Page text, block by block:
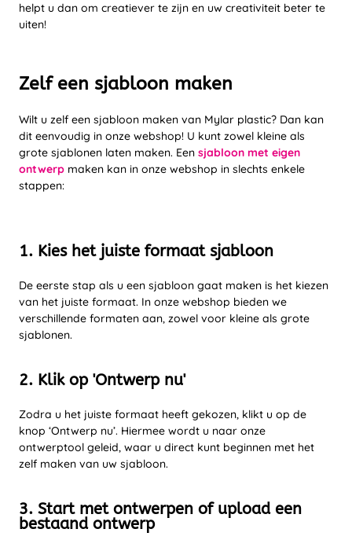
helpt u dan om creatiever te zijn en uw creativiteit beter te
uiten!
Zelf een sjabloon maken
Wilt u zelf een sjabloon maken van Mylar plastic? Dan kan
dit eenvoudig in onze webshop! U kunt zowel kleine als
grote sjablonen laten maken. Een sjabloon met eigen
ontwerp maken kan in onze webshop in slechts enkele
stappen:
1. Kies het juiste formaat sjabloon
De eerste stap als u een sjabloon gaat maken is het kiezen
van het juiste formaat. In onze webshop bieden we
verschillende formaten aan, zowel voor kleine als grote
sjablonen.
2. Klik op 'Ontwerp nu'
Zodra u het juiste formaat heeft gekozen, klikt u op de
knop ‘Ontwerp nu’. Hiermee wordt u naar onze
ontwerptool geleid, waar u direct kunt beginnen met het
zelf maken van uw sjabloon.
3. Start met ontwerpen of upload een
bestaand ontwerp